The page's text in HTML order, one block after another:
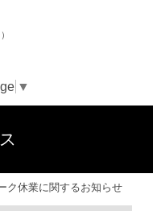
▼
ク休業に関するお知らせ